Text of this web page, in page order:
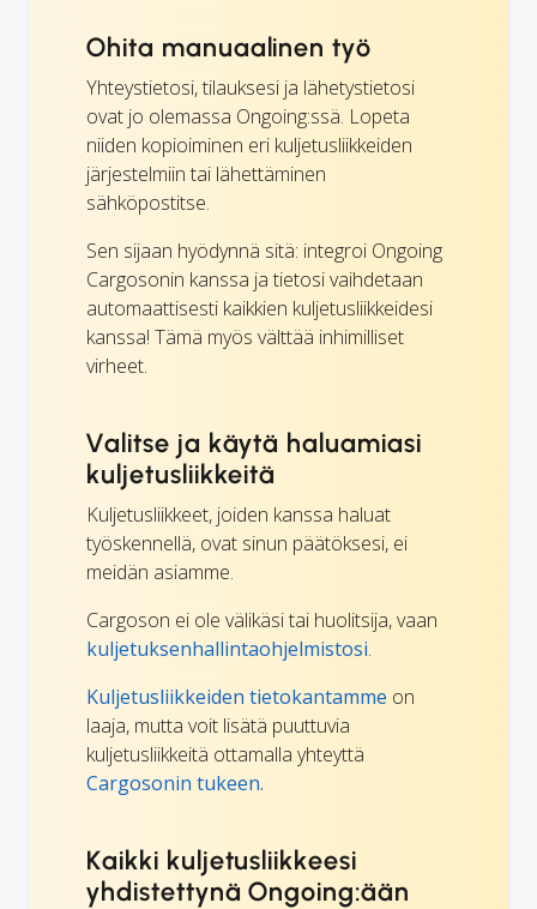
Ohita manuaalinen työ
Yhteystietosi, tilauksesi ja lähetystietosi
ovat jo olemassa Ongoing:ssä. Lopeta
niiden kopioiminen eri kuljetusliikkeiden
järjestelmiin tai lähettäminen
sähköpostitse.
Sen sijaan hyödynnä sitä: integroi Ongoing
Cargosonin kanssa ja tietosi vaihdetaan
automaattisesti kaikkien kuljetusliikkeidesi
kanssa! Tämä myös välttää inhimilliset
virheet.
Valitse ja käytä haluamiasi
kuljetusliikkeitä
Kuljetusliikkeet, joiden kanssa haluat
työskennellä, ovat sinun päätöksesi, ei
meidän asiamme.
Cargoson ei ole välikäsi tai huolitsija, vaan
kuljetuksenhallintaohjelmistosi.
Kuljetusliikkeiden tietokantamme on
laaja, mutta voit lisätä puuttuvia
kuljetusliikkeitä ottamalla yhteyttä
Cargosonin tukeen.
Kaikki kuljetusliikkeesi
yhdistettynä Ongoing:ään